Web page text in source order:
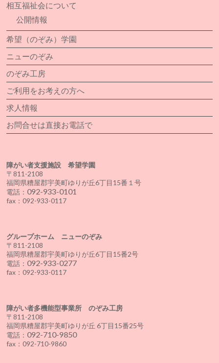
相互福祉会について
公開情報
希望（のぞみ）学園
ニューのぞみ
のぞみ工房
ご利用をお考えの方へ
求人情報
お問合せは直接お電話で
障がい者支援施設 希望学園
〒811-2108
福岡県糟屋郡宇美町ゆりが丘6丁目15番１号
電話： 092-933-0101
fax：092-933-0117
グループホーム ニューのぞみ
〒811-2108
福岡県糟屋郡宇美町ゆりが丘6丁目15番2号
電話： 092-933-0277
fax：092-933-0117
障がい者多機能型事業所 のぞみ工房
〒811-2108
福岡県糟屋郡宇美町ゆりが丘 6丁目15番25号
電話： 092-710-9850
fax：092-710-9860